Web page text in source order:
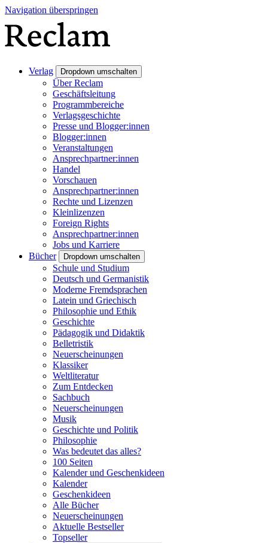
Navigation überspringen
Verlag Dropdown umschalten
Über Reclam
Geschäftsleitung
Programmbereiche
Verlagsgeschichte
Presse und Blogger:innen
Blogger:innen
Veranstaltungen
Ansprechpartner:innen
Handel
Vorschauen
Ansprechpartner:innen
Rechte und Lizenzen
Kleinlizenzen
Foreign Rights
Ansprechpartner:innen
Jobs und Karriere
Bücher
Dropdown umschalten
Schule und Studium
Deutsch und Germanistik
Moderne Fremdsprachen
Latein und Griechisch
Philosophie und Ethik
Geschichte
Pädagogik und Didaktik
Belletristik
Neuerscheinungen
Klassiker
Weltliteratur
Zum Entdecken
Sachbuch
Neuerscheinungen
Musik
Geschichte und Politik
Philosophie
Was bedeutet das alles?
100 Seiten
Kalender und Geschenkideen
Kalender
Geschenkideen
Alle Bücher
Neuerscheinungen
Aktuelle Bestseller
Topseller